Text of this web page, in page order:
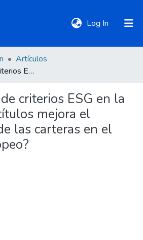
Log In (current)
Artículos
¿La inclusión de criterios ESG en la selección de títulos mejora el rendimiento de las carteras en el mercado europeo?
criterios ESG en la
mejora el
las carteras en el